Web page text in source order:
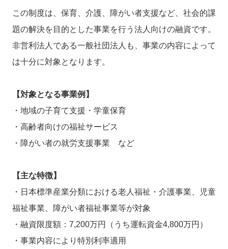
この制度は、保育、介護、障がい者支援など、社会的課
題の解決を目的とした事業を行う法人向けの融資です。
非営利法人である一般社団法人も、事業の内容によって
は十分に対象となります。
【対象となる事業例】
・地域の子育て支援・学童保育
・高齢者向けの福祉サービス
・障がい者の就労支援事業 など
【主な特徴】
・日本標準産業分類における老人福祉・介護事業、児童
福祉事業、障がい者福祉事業等が対象
・融資限度額：7,200万円（うち運転資金4,800万円）
・事業内容により特別利率適用